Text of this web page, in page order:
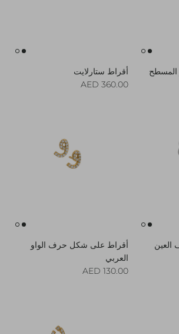
المسطح
أقراط ستارلايت
Regular price
360.00 AED
أقراط على شكل حرف الواو
العربي
Regular price
130.00 AED